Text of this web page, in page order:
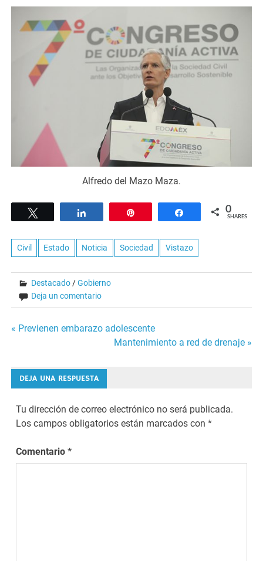
Alfredo del Mazo Maza.
Share 0
SHARES
Civil Estado Noticia Sociedad Vistazo
Destacado/Gobierno
Deja un comentario
Navegación
entradas
« Previenen embarazo adolescente
Mantenimiento a red de drenaje »
DEJA UNA RESPUESTA
Tu dirección de correo electrónico no será publicada.
Los campos obligatorios están marcados con*
Comentario*